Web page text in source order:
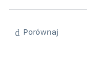
Porównaj